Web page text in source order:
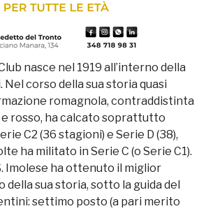
nasce nel 1919 all’interno della
corso della sua storia quasi
romagnola, contraddistinta
rosso, ha calcato soprattutto
C2 (36 stagioni) e Serie D (38),
ha militato in Serie C (o Serie C1).
Imolese ha ottenuto il miglior
sua storia, sotto la guida del
settimo posto (a pari merito